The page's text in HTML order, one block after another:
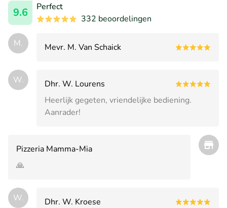
9.6
Perfect
332 beoordelingen
M. Mevr. M. Van Schaick
W.
Dhr. W. Lourens
Heerlijk gegeten, vriendelijke bediening.
Aanrader!
Pizzeria Mamma-Mia
🙏
W.
Dhr. W. Kroese